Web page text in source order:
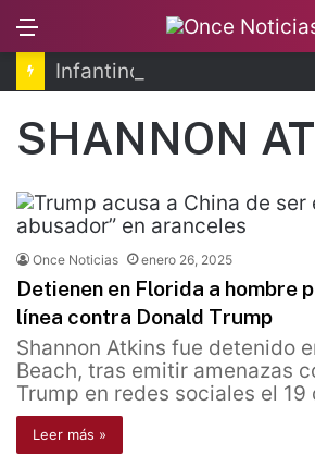
SHANNON
Once Noticias enero 26, 2025
Detienen en Florida a hombre
línea contra Donald Trump
Shannon Atkins fue detenido
Beach, tras emitir amenazas
Trump en redes sociales el 19
Leer más »